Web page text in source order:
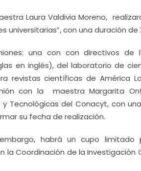
Laura Valdivia Moreno,
con una duración de
una con con directivos de
en inglés), del laboratorio de
revistas científicas de América
con la maestra Margarita
Tecnológicas del Conacyt, con
su fecha de realización.
habrá un cupo limitado
la Coordinación de la